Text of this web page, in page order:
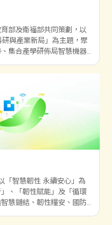
部及衛福部共同策劃，以
研與產業新局」為主題，聚
集合產學研佈局智慧機器
技術與產業應用。
「智慧韌性 永續安心」為
、「韌性賦能」及「循環
慧鏈結、韌性糧安、國防